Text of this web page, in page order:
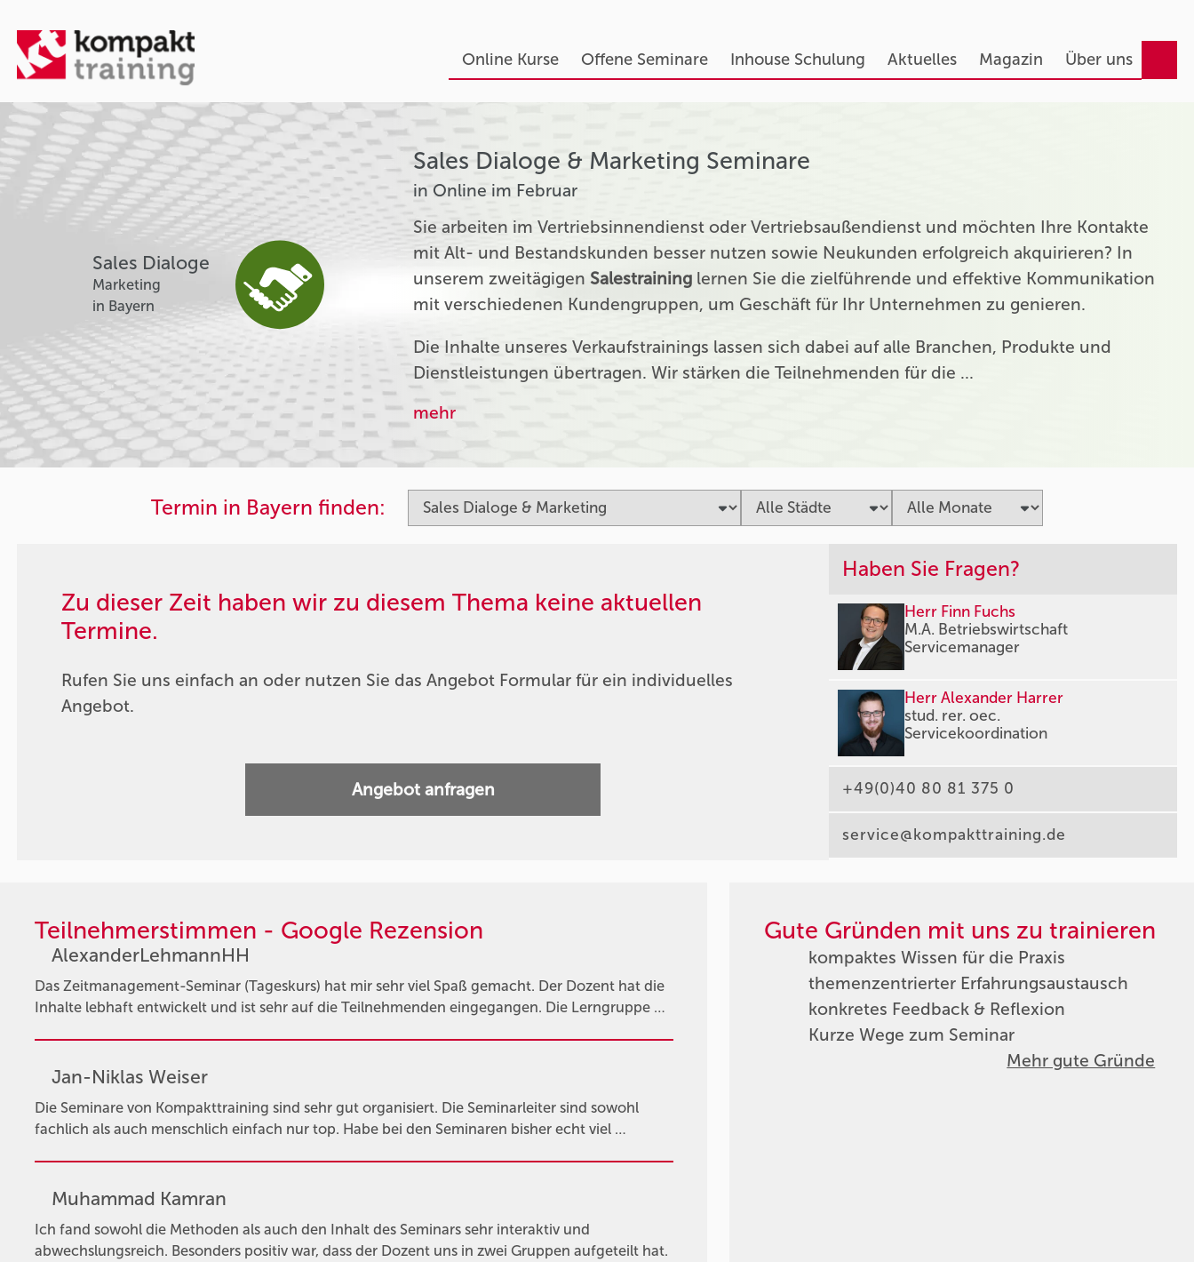
Online Kurse Offene Seminare Inhouse Schulung Aktuelles Magazin Über uns
Sales Dialoge
Marketing
in Bayern
Sales Dialoge & Marketing Seminare
in Online im Februar
Sie arbeiten im Vertriebsinnendienst oder Vertriebsaußendienst und möchten Ihre Kontakte
mit Alt- und Bestandskunden besser nutzen sowie Neukunden erfolgreich akquirieren? In
unserem zweitägigenSalestraining lernen Sie die zielführende und effektive Kommunikation
mit verschiedenen Kundengruppen, um Geschäft für Ihr Unternehmen zu genieren.
Die Inhalte unseres Verkaufstrainings lassen sich dabei auf alle Branchen, Produkte und
Dienstleistungen übertragen. Wir stärken die Teilnehmenden für die …
mehr
Termin in Bayern finden:
Zu dieser Zeit haben wir zu diesem Thema keine aktuellen
Termine.
Rufen Sie uns einfach an oder nutzen Sie das Angebot Formular für ein individuelles
Angebot.
Angebot anfragen
Haben Sie Fragen?
Herr Finn Fuchs
M.A. Betriebswirtschaft
Servicemanager
Herr Alexander Harrer
stud. rer. oec.
Servicekoordination
+49(0)40 80 81 375 0
service@kompakttraining.de
Teilnehmerstimmen - Google Rezension
AlexanderLehmannHH
Das Zeitmanagement-Seminar (Tageskurs) hat mir sehr viel Spaß gemacht. Der Dozent hat die
Inhalte lebhaft entwickelt und ist sehr auf die Teilnehmenden eingegangen. Die Lerngruppe …
Jan-Niklas Weiser
Die Seminare von Kompakttraining sind sehr gut organisiert. Die Seminarleiter sind sowohl
fachlich als auch menschlich einfach nur top. Habe bei den Seminaren bisher echt viel …
Muhammad Kamran
Ich fand sowohl die Methoden als auch den Inhalt des Seminars sehr interaktiv und
abwechslungsreich. Besonders positiv war, dass der Dozent uns in zwei Gruppen aufgeteilt hat.
Gute Gründen mit uns zu trainieren
kompaktes Wissen für die Praxis
themenzentrierter Erfahrungsaustausch
konkretes Feedback & Reflexion
Kurze Wege zum Seminar
Mehr gute Gründe